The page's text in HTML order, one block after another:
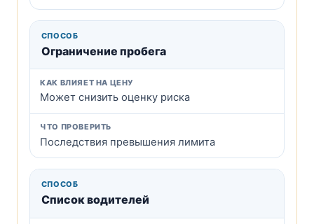
Ограничение пробега
Может снизить оценку риска
Последствия превышения лимита
Список водителей